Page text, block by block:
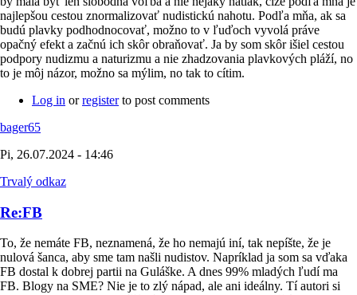
najlepšou cestou znormalizovať nudistickú nahotu. Podľa mňa, ak sa
budú plavky podhodnocovať, možno to v ľuďoch vyvolá práve
opačný efekt a začnú ich skôr obraňovať. Ja by som skôr išiel cestou
podpory nudizmu a naturizmu a nie zhadzovania plavkových pláží, no
to je môj názor, možno sa mýlim, no tak to cítim.
Log in orregisterto post comments
bager65
Pi, 26.07.2024 - 14:46
Trvalý odkaz
Re:FB
To, že nemáte FB, neznamená, že ho nemajú iní, tak nepíšte, že je
nulová šanca, aby sme tam našli nudistov. Napríklad ja som sa vďaka
FB dostal k dobrej partii na Guláške. A dnes 99% mladých ľudí ma
FB. Blogy na SME? Nie je to zlý nápad, ale ani ideálny. Tí autori si